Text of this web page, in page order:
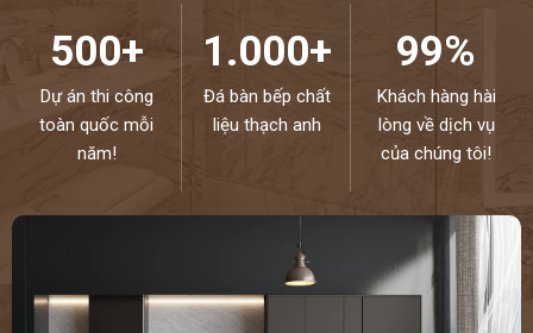
500+
Dự án thi công
toàn quốc mỗi
năm!
1.000+
Đá bàn bếp chất
liệu thạch anh
99%
Khách hàng hài
lòng về dịch vụ
của chúng tôi!